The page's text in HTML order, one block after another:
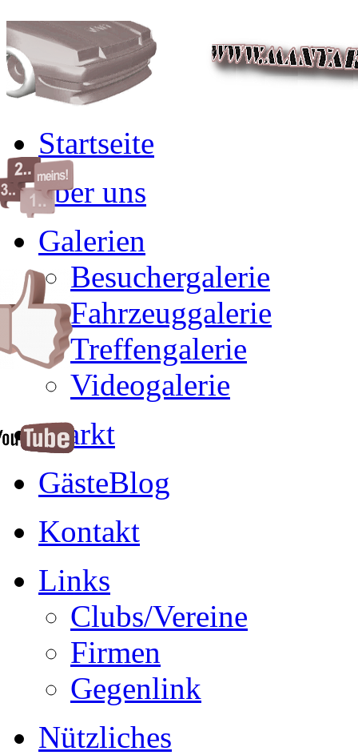
Startseite
über uns
Galerien
Besuchergalerie
Fahrzeuggalerie
Treffengalerie
Videogalerie
Markt
GästeBlog
Kontakt
Links
Clubs/Vereine
Firmen
Gegenlink
Nützliches